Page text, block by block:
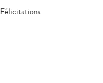
Félicitations